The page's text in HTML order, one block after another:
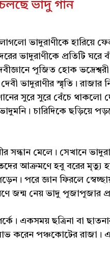
ভাদুরাণীকে হারিয়ে
ভাদুরাণীকে প্রতিটি ঘরে
পূজিত হোক
ভাদুরাণীর স্মৃতি। রাজার
সুরে সুরে বেঁচে থাকলো
চারিদিকে ছড়িয়ে
মেলে। সেখানে
আক্রমণে হবু বরের মৃত্যু
পরে জ্ঞান ফিরলে
জন্ম নেয় ভাদু পূজাপূজার
একসময় ছত্রিনা বা
করেন পঞ্চকোটের